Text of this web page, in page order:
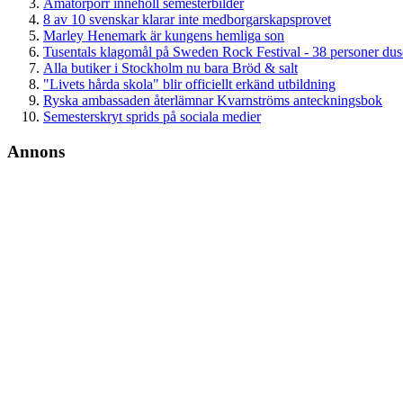
Amatörporr innehöll semesterbilder
8 av 10 svenskar klarar inte medborgarskapsprovet
Marley Henemark är kungens hemliga son
Tusentals klagomål på Sweden Rock Festival - 38 personer
Alla butiker i Stockholm nu bara Bröd & salt
"Livets hårda skola" blir officiellt erkänd utbildning
Ryska ambassaden återlämnar Kvarnströms anteckningsbok
Semesterskryt sprids på sociala medier
Annons